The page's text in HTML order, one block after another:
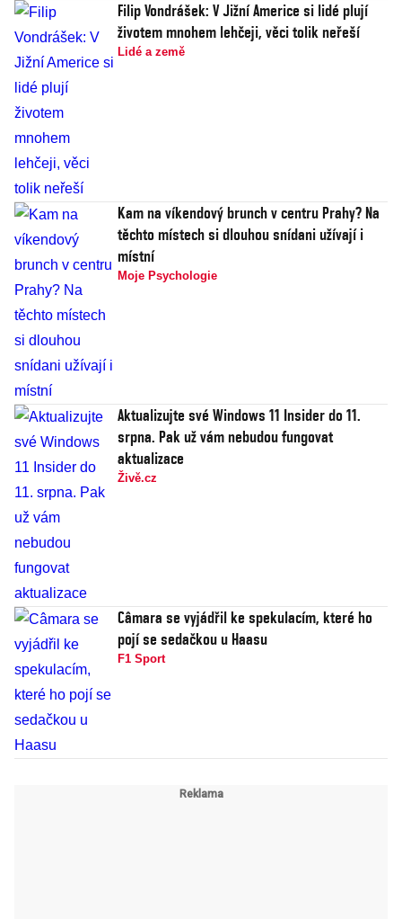
Filip Vondrášek: V Jižní Americe si lidé plují
životem mnohem lehčeji, věci tolik neřeší
Lidé a země
Kam na víkendový brunch v centru Prahy? Na
těchto místech si dlouhou snídani užívají i
místní
Moje Psychologie
Aktualizujte své Windows 11 Insider do 11.
srpna. Pak už vám nebudou fungovat
aktualizace
Živě.cz
Câmara se vyjádřil ke spekulacím, které ho
pojí se sedačkou u Haasu
F1 Sport